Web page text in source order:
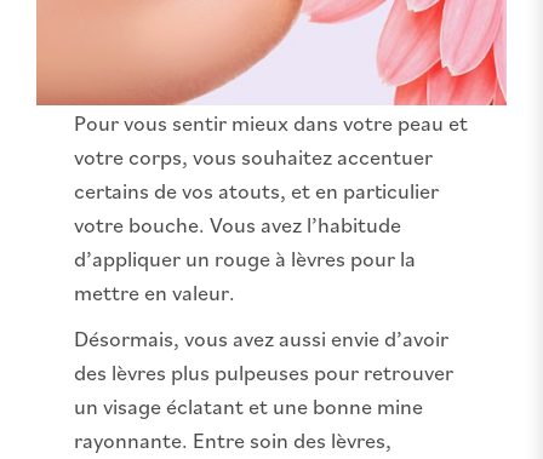
Pour vous sentir mieux dans votre peau et
votre corps, vous souhaitez accentuer
certains de vos atouts, et en particulier
votre bouche. Vous avez l’habitude
d’appliquer un rouge à lèvres pour la
mettre en valeur.
Désormais, vous avez aussi envie d’avoir
des lèvres plus pulpeuses pour retrouver
un visage éclatant et une bonne mine
rayonnante. Entre soin des lèvres,